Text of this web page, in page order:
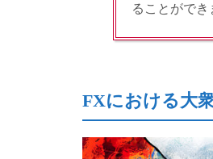
ることができ
FXにおける大